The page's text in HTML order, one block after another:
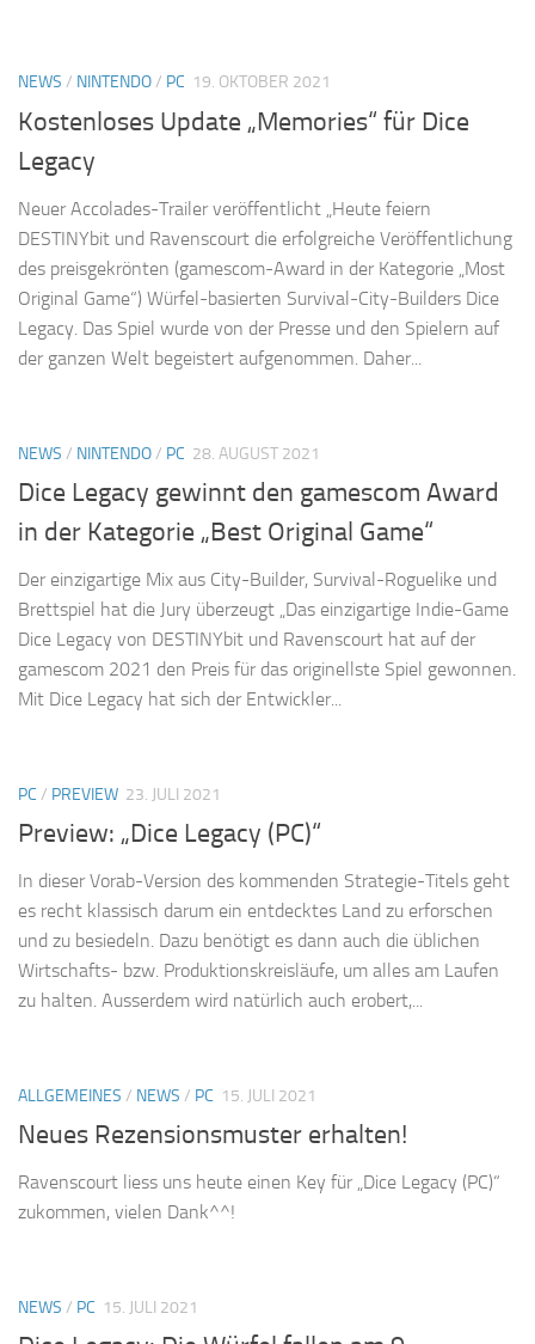
NEWS / NINTENDO/ PC 19. OKTOBER 2021
Kostenloses Update „Memories“ für Dice
Legacy
Neuer Accolades-Trailer veröffentlicht „Heute feiern
DESTINYbit und Ravenscourt die erfolgreiche Veröffentlichung
des preisgekrönten (gamescom-Award in der Kategorie „Most
Original Game“) Würfel-basierten Survival-City-Builders Dice
Legacy. Das Spiel wurde von der Presse und den Spielern auf
der ganzen Welt begeistert aufgenommen. Daher...
NEWS / NINTENDO/ PC 28. AUGUST 2021
Dice Legacy gewinnt den gamescom Award
in der Kategorie „Best Original Game“
Der einzigartige Mix aus City-Builder, Survival-Roguelike und
Brettspiel hat die Jury überzeugt „Das einzigartige Indie-Game
Dice Legacy von DESTINYbit und Ravenscourt hat auf der
gamescom 2021 den Preis für das originellste Spiel gewonnen.
Mit Dice Legacy hat sich der Entwickler...
PC / PREVIEW 23. JULI 2021
Preview: „Dice Legacy (PC)“
In dieser Vorab-Version des kommenden Strategie-Titels geht
es recht klassisch darum ein entdecktes Land zu erforschen
und zu besiedeln. Dazu benötigt es dann auch die üblichen
Wirtschafts- bzw. Produktionskreisläufe, um alles am Laufen
zu halten. Ausserdem wird natürlich auch erobert,...
ALLGEMEINES / NEWS / PC 15. JULI 2021
Neues Rezensionsmuster erhalten!
Ravenscourt liess uns heute einen Key für „Dice Legacy (PC)“
zukommen, vielen Dank^^!
NEWS / PC 15. JULI 2021